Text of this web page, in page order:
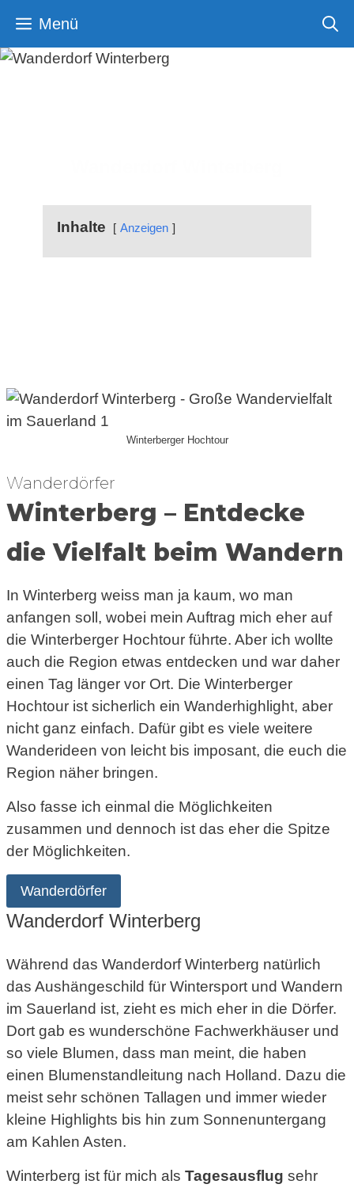
Inhalt
springen
Menü
Inhalte Anzeigen
Winterberger Hochtour
Wanderdörfer
Winterberg – Entdecke
die Vielfalt beim Wandern
In Winterberg weiss man ja kaum, wo man
anfangen soll, wobei mein Auftrag mich eher auf
die Winterberger Hochtour führte. Aber ich wollte
auch die Region etwas entdecken und war daher
einen Tag länger vor Ort. Die Winterberger
Hochtour ist sicherlich ein Wanderhighlight, aber
nicht ganz einfach. Dafür gibt es viele weitere
Wanderideen von leicht bis imposant, die euch die
Region näher bringen.
Also fasse ich einmal die Möglichkeiten
zusammen und dennoch ist das eher die Spitze
der Möglichkeiten.
Wanderdörfer
Wanderdorf Winterberg
Während das Wanderdorf Winterberg natürlich
das Aushängeschild für Wintersport und Wandern
im Sauerland ist, zieht es mich eher in die Dörfer.
Dort gab es wunderschöne Fachwerkhäuser und
so viele Blumen, dass man meint, die haben
einen Blumenstandleitung nach Holland. Dazu die
meist sehr schönen Tallagen und immer wieder
kleine Highlights bis hin zum Sonnenuntergang
am Kahlen Asten.
Winterberg ist für mich als Tagesausflug sehr